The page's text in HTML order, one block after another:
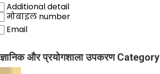
Additional detail
मोबाइल number
Email
और प्रयोगशाला उपकरण Category